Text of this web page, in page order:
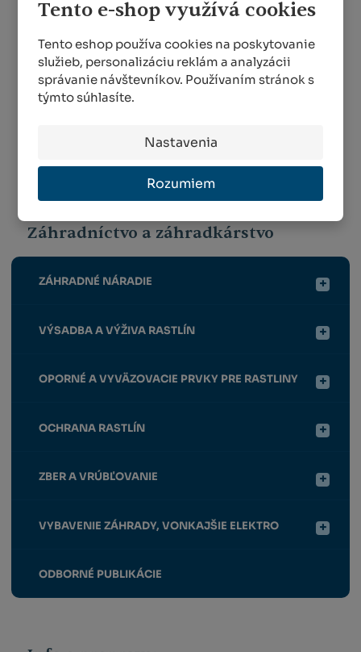
Tento e-shop využívá cookies
Tento eshop používa cookies na poskytovanie
služieb, personalizáciu reklám a analyzácii
správanie návštevníkov. Používaním stránok s
týmto súhlasíte.
Nastavenia
Rozumiem
kg
5,30 €
kg
5,30 €
VIAC AKO 5 KS
1 2
Záhradníctvo a záhradkárstvo
ZÁHRADNÉ NÁRADIE
VÝSADBA A VÝŽIVA RASTLÍN
OPORNÉ A VYVÄZOVACIE PRVKY PRE RASTLINY
OCHRANA RASTLÍN
ZBER A VRÚBĽOVANIE
VYBAVENIE ZÁHRADY, VONKAJŠIE ELEKTRO
ODBORNÉ PUBLIKÁCIE